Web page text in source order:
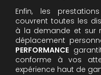
Enfin, les
couvrent toutes les
à la demande et sur
déplacement
PERFORMANCE
conforme à vos
expérience haut de